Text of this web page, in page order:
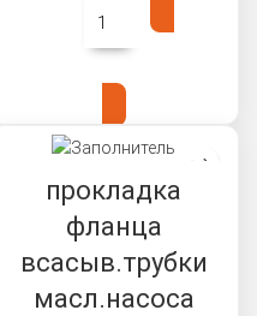
прокладка
фланца
всасыв.трубки
масл.насоса